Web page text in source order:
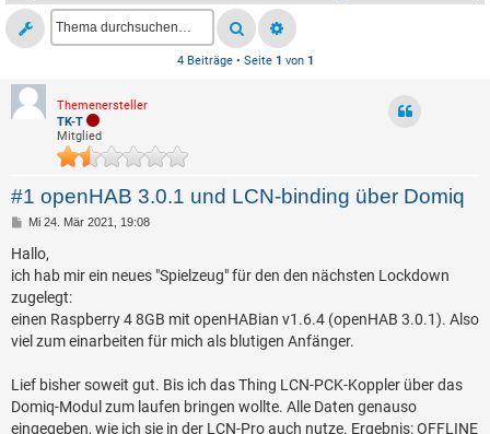
4 Beiträge • Seite 1 von 1
Themenersteller
TK-T
Mitglied
#1 openHAB 3.0.1 und LCN-binding über Domiq
B
i
t
r
a
g
Mi 24. Mär 2021, 19:08
Hallo,
ich hab mir ein neues "Spielzeug" für den den nächsten Lockdown
zugelegt:
einen Raspberry 4 8GB mit openHABian v1.6.4 (openHAB 3.0.1). Also
viel zum einarbeiten für mich als blutigen Anfänger.
Lief bisher soweit gut. Bis ich das Thing LCN-PCK-Koppler über das
Domiq-Modul zum laufen bringen wollte. Alle Daten genauso
eingegeben, wie ich sie in der LCN-Pro auch nutze. Ergebnis: OFFLINE